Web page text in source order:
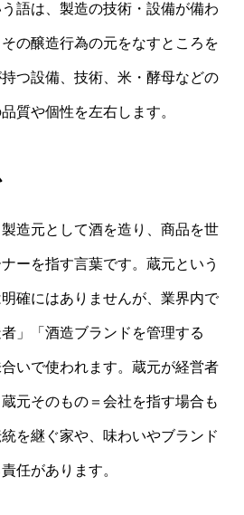
語は、製造の技術・設備が備わ
の醸造行為の元をなすところを
つ設備、技術、米・酵母などの
質や個性を左右します。
造元として酒を造り、商品を世
ーを指す言葉です。蔵元という
確にはありませんが、業界内で
」「酒造ブランドを管理する
いで使われます。蔵元が経営者
元そのもの＝会社を指す場合も
を継ぐ家や、味わいやブランド
任があります。